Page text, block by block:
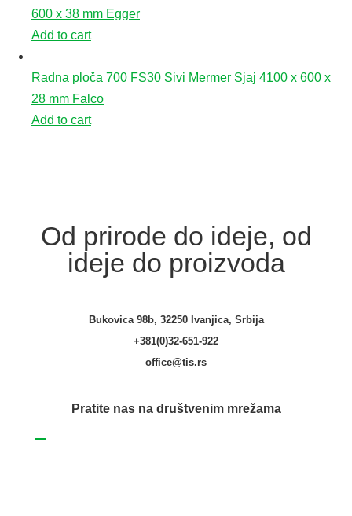
600 x 38 mm Egger
Add to cart
Radna ploča 700 FS30 Sivi Mermer Sjaj 4100 x 600 x
28 mm Falco
Add to cart
Od prirode do ideje, od
ideje do proizvoda
Bukovica 98b, 32250 Ivanjica, Srbija
+381(0)32-651-922
office@tis.rs
Pratite nas na društvenim mrežama